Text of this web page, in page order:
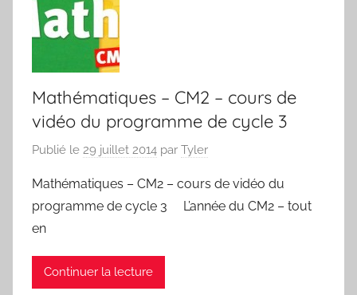
Mathématiques – CM2 – cours de
vidéo du programme de cycle 3
Publié le 29 juillet 2014 par Tyler
Mathématiques – CM2 – cours de vidéo du
programme de cycle 3 L’année du CM2 – tout
en
Continuer la lecture